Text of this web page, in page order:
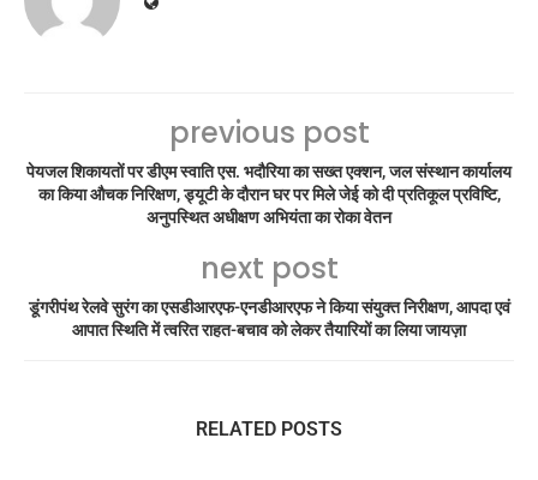
previous post
पेयजल शिकायतों पर डीएम स्वाति एस. भदौरिया का सख्त एक्शन, जल संस्थान कार्यालय
का किया औचक निरिक्षण, ड्यूटी के दौरान घर पर मिले जेई को दी प्रतिकूल प्रविष्टि,
अनुपस्थित अधीक्षण अभियंता का रोका वेतन
next post
डूंगरीपंथ रेलवे सुरंग का एसडीआरएफ-एनडीआरएफ ने किया संयुक्त निरीक्षण, आपदा एवं
आपात स्थिति में त्वरित राहत-बचाव को लेकर तैयारियों का लिया जायज़ा
RELATED POSTS